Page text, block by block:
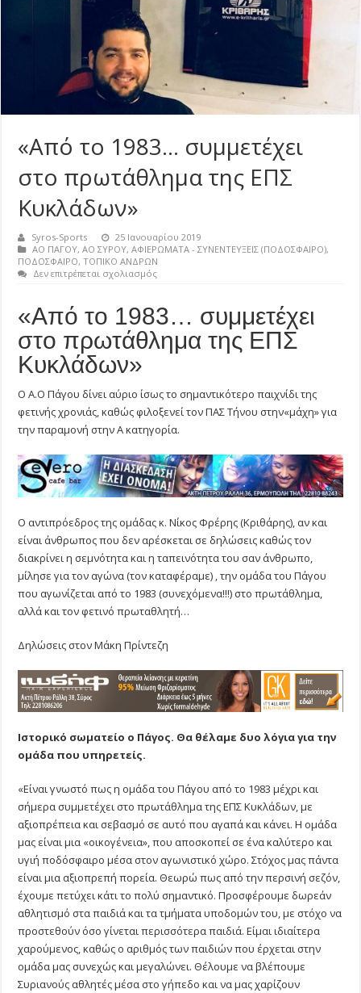
«Από το 1983… συμμετέχει
στο πρωτάθλημα της ΕΠΣ
Κυκλάδων»
Syros-Sports
25 Ιανουαρίου 2019
ΑΟ ΠΑΓΟΥ,ΑΟ ΣΥΡΟΥ,ΑΦΙΕΡΩΜΑΤΑ - ΣΥΝΕΝΤΕΥΞΕΙΣ (ΠΟΔΟΣΦΑΙΡΟ),
ΠΟΔΟΣΦΑΙΡΟ,ΤΟΠΙΚΟ ΑΝΔΡΩΝ
Δεν επιτρέπεται σχολιασμόςστο
1983…
συμμετέχει
στο
πρωτάθλημα
της
«Από το 1983… συμμετέχει
στο πρωτάθλημα της ΕΠΣ
Κυκλάδων»
Ο Α.Ο Πάγου δίνει αύριο ίσως το σημαντικότερο παιχνίδι της
φετινής χρονιάς, καθώς φιλοξενεί τον ΠΑΣ Τήνου στην«μάχη» για
την παραμονή στην Α κατηγορία.
Ο αντιπρόεδρος της ομάδας κ. Νίκος Φρέρης (Κριθάρης), αν και
είναι άνθρωπος που δεν αρέσκεται σε δηλώσεις καθώς τον
διακρίνει η σεμνότητα και η ταπεινότητα του σαν άνθρωπο,
μίλησε για τον αγώνα (τον καταφέραμε) , την ομάδα του Πάγου
που αγωνίζεται από το 1983 (συνεχόμενα!!!) στο πρωτάθλημα,
αλλά και τον φετινό πρωταθλητή…
Δηλώσεις στον Μάκη Πρίντεζη
Ιστορικό σωματείο ο Πάγος. Θα θέλαμε δυο λόγια για την
ομάδα που υπηρετείς.
«Είναι γνωστό πως η ομάδα του Πάγου από το 1983 μέχρι και
σήμερα συμμετέχει στο πρωτάθλημα της ΕΠΣ Κυκλάδων, με
αξιοπρέπεια και σεβασμό σε αυτό που αγαπά και κάνει. Η ομάδα
μας είναι μια «οικογένεια», που αποσκοπεί σε ένα καλύτερο και
υγιή ποδόσφαιρο μέσα στον αγωνιστικό χώρο. Στόχος μας πάντα
είναι μια αξιοπρεπή πορεία. Θεωρώ πως από την περσινή σεζόν,
έχουμε πετύχει κάτι το πολύ σημαντικό. Προσφέρουμε δωρεάν
αθλητισμό στα παιδιά και τα τμήματα υποδομών του, με στόχο να
προστεθούν όσο γίνεται περισσότερα παιδιά. Είμαι ιδιαίτερα
χαρούμενος, καθώς ο αριθμός των παιδιών που έρχεται στην
ομάδα μας συνεχώς και μεγαλώνει. Θέλουμε να βλέπουμε
Συριανούς αθλητές μέσα στο γήπεδο και να μας χαρίζουν